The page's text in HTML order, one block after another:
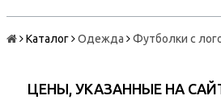
Каталог Одежда Футболки с
ЦЕНЫ, УКАЗАННЫЕ НА